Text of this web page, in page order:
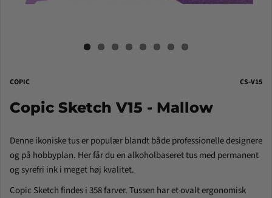
COPIC CS-V15
Copic Sketch V15 - Mallow
Denne ikoniske tus er populær blandt både professionelle designere
og på hobbyplan. Her får du en alkoholbaseret tus med permanent
og syrefri ink i meget høj kvalitet.
Copic Sketch findes i 358 farver. Tussen har et ovalt ergonomisk